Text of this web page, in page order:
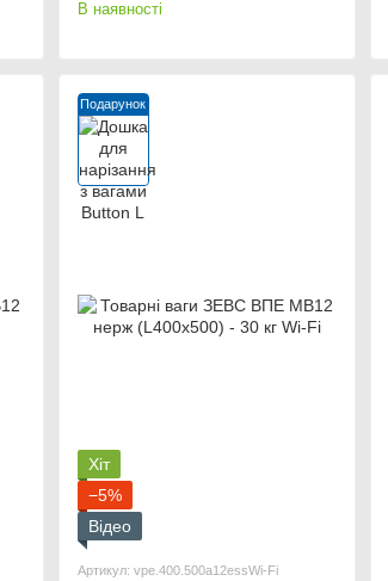
В наявності
Подарунок
Хіт
−5%
Відео
Артикул: vpe.400.500a12essWi-Fi